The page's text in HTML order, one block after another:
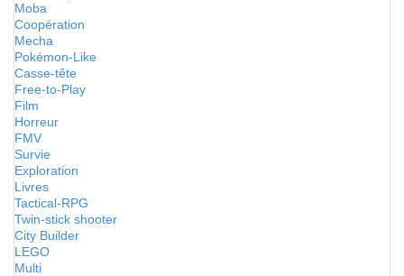
Moba
Coopération
Mecha
Pokémon-Like
Casse-tête
Free-to-Play
Film
Horreur
FMV
Survie
Exploration
Livres
Tactical-RPG
Twin-stick shooter
City Builder
LEGO
Multi